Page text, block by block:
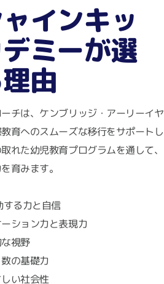
インキッ
ミーが選
由
チは、ケンブリッジ・アーリーイヤ
育へのスムーズな移行をサポートし
れた幼児教育プログラムを通して、
育みます。
する力と自信
ション力と表現力
視野
の基礎力
い社会性